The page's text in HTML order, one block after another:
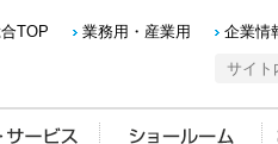
TOP 業務用・産業用 企業情